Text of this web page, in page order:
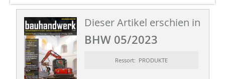
Dieser Artikel erschien in
BHW 05/2023
Ressort: PRODUKTE